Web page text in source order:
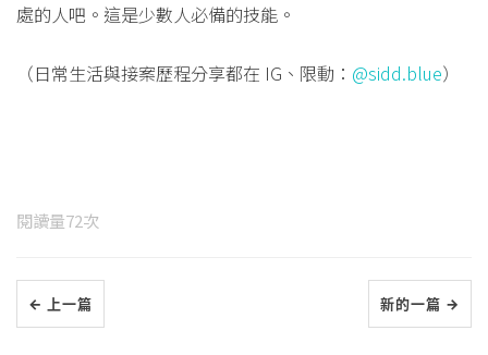
處的人吧。這是少數人必備的技能。
（日常生活與接案歷程分享都在 IG、限動： @sidd.blue）
閱讀量72次
← 上一篇 新的一篇 →